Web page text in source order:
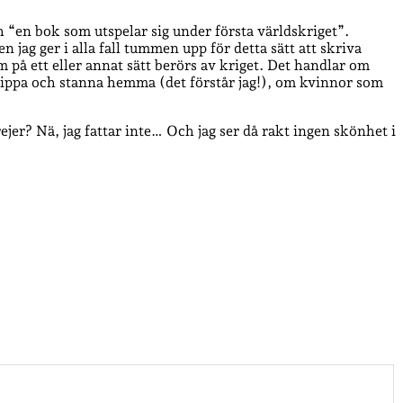
bok som utspelar sig under första världskriget”.
jag ger i alla fall tummen upp för detta sätt att skriva
på ett eller annat sätt berörs av kriget. Det handlar om
och stanna hemma (det förstår jag!), om kvinnor som
Nä, jag fattar inte… Och jag ser då rakt ingen skönhet i